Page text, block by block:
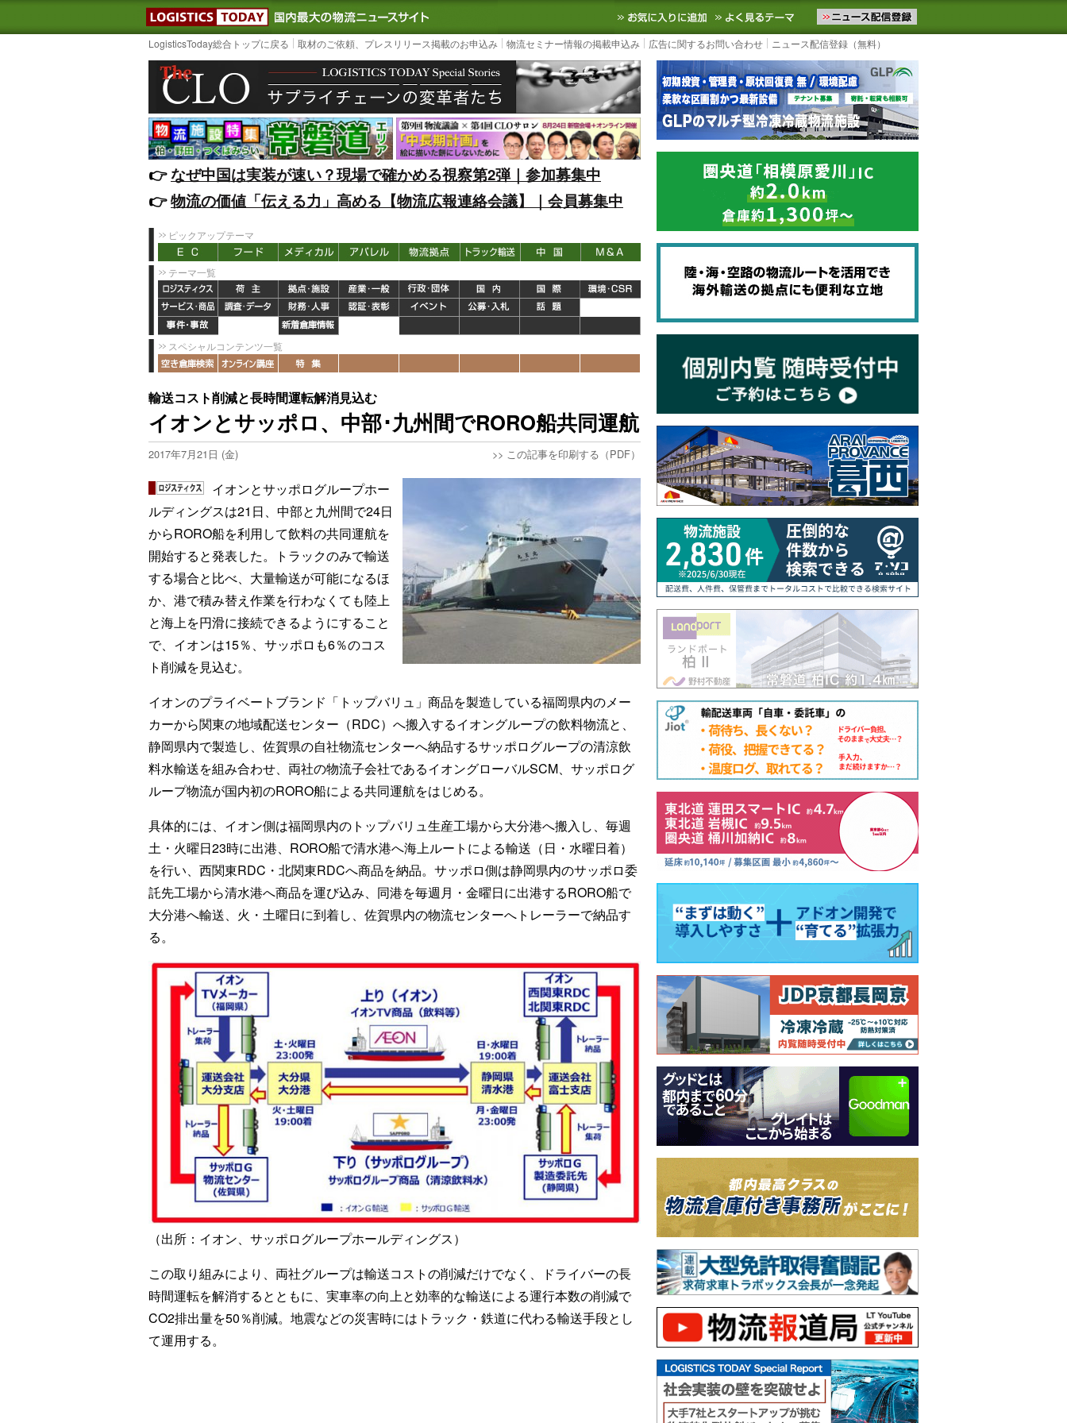
LOGISTICS TODAY｜国内最大の物流ニュースサイト3PL, SCMなど国内外の最新の物流ニュースをお届けします。物流ニュースメール配信を登録す
お気に入りに追加 よく見るテーマ
LogisticsToday総合トップに戻る 取材のご依頼、プレスリリース掲載のお申込み 物流セミナー情報の掲載申込み 広告に関するお問い合わせ ニュース配信登録（無料）
👉️なぜ中国は実装が速い？現場で確かめる視察第2弾｜参加募集中
👉️物流の価値「伝える力」高める【物流広報連絡会議】｜会員募集中
ピックアップテーマ
テーマ一覧
スペシャルコンテンツ一覧
輸送コスト削減と長時間運転解消見込む
イオンとサッポロ、中部･九州間でRORO船共同運航
2017年7月21日 (金) >> この記事を印刷する（PDF）
イオンとサッポログループホー
ルディングスは21日、中部と九州間で24日
からRORO船を利用して飲料の共同運航を
開始すると発表した。トラックのみで輸送
する場合と比べ、大量輸送が可能になるほ
か、港で積み替え作業を行わなくても陸上
と海上を円滑に接続できるようにすること
で、イオンは15％、サッポロも6％のコス
ト削減を見込む。
イオンのプライベートブランド「トップバリュ」商品を製造している福岡県内のメー
カーから関東の地域配送センター（RDC）へ搬入するイオングループの飲料物流と、
静岡県内で製造し、佐賀県の自社物流センターへ納品するサッポログループの清涼飲
料水輸送を組み合わせ、両社の物流子会社であるイオングローバルSCM、サッポログ
ループ物流が国内初のRORO船による共同運航をはじめる。
具体的には、イオン側は福岡県内のトップバリュ生産工場から大分港へ搬入し、毎週
土・火曜日23時に出港、RORO船で清水港へ海上ルートによる輸送（日・水曜日着）
を行い、西関東RDC・北関東RDCへ商品を納品。サッポロ側は静岡県内のサッポロ委
託先工場から清水港へ商品を運び込み、同港を毎週月・金曜日に出港するRORO船で
大分港へ輸送、火・土曜日に到着し、佐賀県内の物流センターへトレーラーで納品す
る。
（出所：イオン、サッポログループホールディングス）
この取り組みにより、両社グループは輸送コストの削減だけでなく、ドライバーの長
時間運転を解消するとともに、実車率の向上と効率的な輸送による運行本数の削減で
CO2排出量を50％削減。地震などの災害時にはトラック・鉄道に代わる輸送手段とし
て運用する。